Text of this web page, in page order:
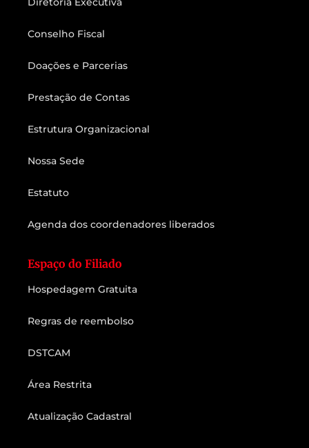
Conselho Fiscal
Doações e Parcerias
Prestação de Contas
Estrutura Organizacional
Nossa Sede
Estatuto
Agenda dos coordenadores liberados
Espaço do Filiado
Hospedagem Gratuita
Regras de reembolso
DSTCAM
Área Restrita
Atualização Cadastral